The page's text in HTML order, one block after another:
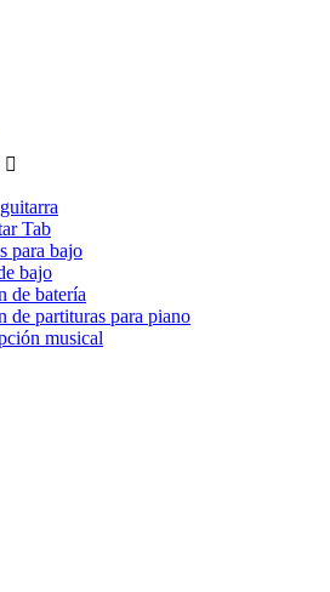

Tab
para bajo
bajo
de batería
de partituras para piano
musical